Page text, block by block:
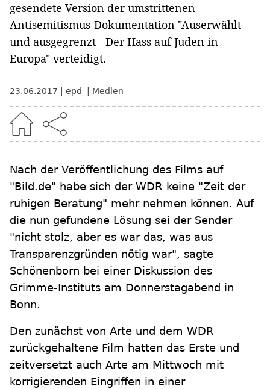
gesendete Version der umstrittenen
Antisemitismus-Dokumentation "Auserwählt
und ausgegrenzt - Der Hass auf Juden in
Europa" verteidigt.
23.06.2017 epd Medien
Nach der Veröffentlichung des Films auf
"Bild.de" habe sich der WDR keine "Zeit der
ruhigen Beratung" mehr nehmen können. Auf
die nun gefundene Lösung sei der Sender
"nicht stolz, aber es war das, was aus
Transparenzgründen nötig war", sagte
Schönenborn bei einer Diskussion des
Grimme-Instituts am Donnerstagabend in
Bonn.
Den zunächst von Arte und dem WDR
zurückgehaltene Film hatten das Erste und
zeitversetzt auch Arte am Mittwoch mit
korrigierenden Eingriffen in einer